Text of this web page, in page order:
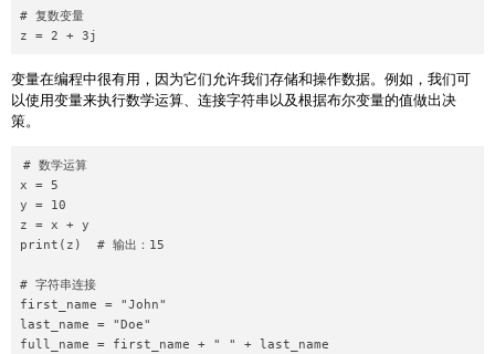
# 复数变量
变量在编程中很有用，因为它们允许我们存储和操作数据。例如，我们可
以使用变量来执行数学运算、连接字符串以及根据布尔变量的值做出决
策。
# 数学运算
x = 5
y = 10
z = x + y
print(z)  # 输出：15
# 字符串连接
first_name = "John"
last_name = "Doe"
full_name = first_name + " " + last_name